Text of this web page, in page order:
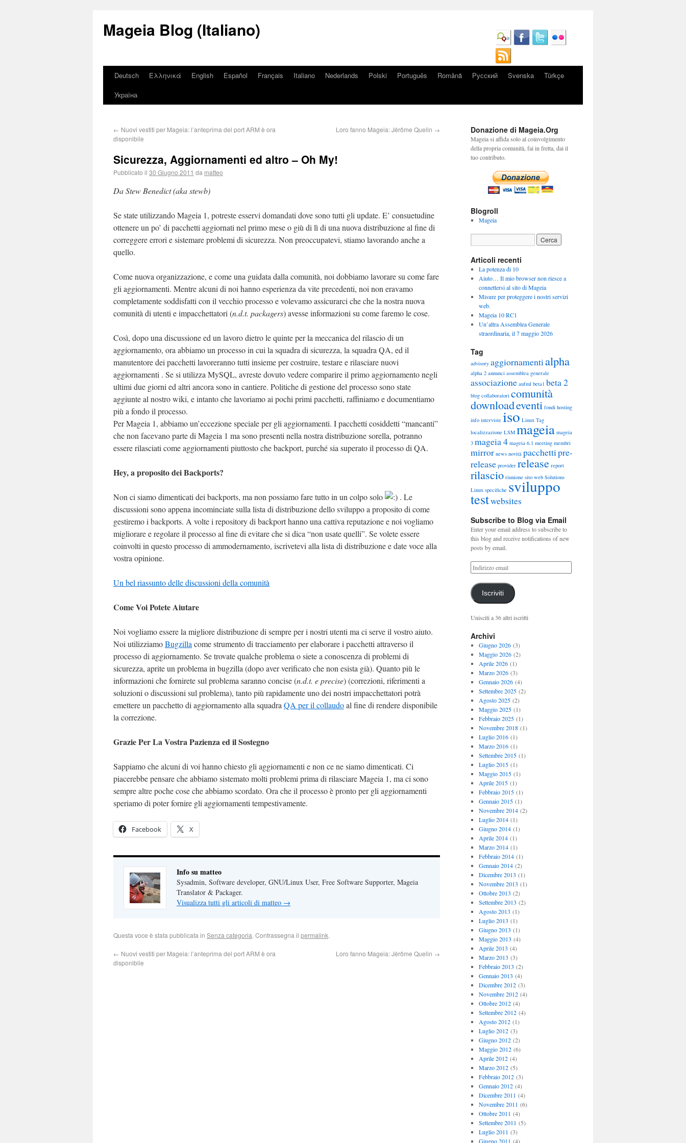
Mageia Blog (Italiano)
Deutsch Ελληνικά English Español Français Italiano Nederlands Polski Português Română Русский Svenska
Türkçe
Україна
← Nuovi vestiti per Mageia: l’anteprima del port ARM è ora
disponibile
Loro fanno Mageia: Jérôme Quelin →
Sicurezza, Aggiornamenti ed altro – Oh My!
Pubblicato il 30 Giugno 2011 da matteo
Da Stew Benedict (aka stewb)
Se state utilizzando Mageia 1, potreste esservi domandati dove sono tutti gli update. E’ consuetudine
ottenere un po’ di pacchetti aggiornati nel primo mese o giù di lì di una nuova distribuzione al fine di
correggere errori e sistemare problemi di sicurezza. Non preoccupatevi, stiamo lavorando anche a
quello.
Come nuova organizzazione, e come una guidata dalla comunità, noi dobbiamo lavorare su come fare
gli aggiornamenti. Mentre alcuni di noi hanno esperienza da vite precedenti, noi non eravamo
completamente soddisfatti con il vecchio processo e volevamo assicurarci che che la nostra nuova
comunità di utenti e impacchettatori (n.d.t. packagers) avesse informazioni su come faremo le cose.
Così, dopo una discussione ed un lavoro dietro le quinte per la meccanica del rilascio di un
aggiornamento, ora abbiamo un processo in cui la squadra di sicurezza, la squadra QA, ed il
manutentore dei pacchetti lavoreranno tutti insieme per costruire, testare e rilasciare nuovi
aggiornamenti . Se si utilizza MySQL, avreste dovuto vedere comparire il primo aggiornamento negli
ultimi due giorni ed altri ancora sono in cantiere. Politiche di gestione del processo sono state
aggiunte al nostro wiki, e intanto che lavoriamo ai pochi primi pacchetti, raffiniamo e documentiamo
più a fondo il processo.
Per Mageia 1, abbiamo un’eccezione speciale per gli aggiornamenti. I pacchetti cosiddetti “mancanti”
che non facevano parte di Mageia 1 ma sono presenti nella nostra distribuzione sorella, potranno
essere rilasciati come aggiornamenti piuttosto che backport, purché sia superato il processo di QA.
Hey, a proposito dei Backports?
Non ci siamo dimenticati dei backports, ma non possiamo fare tutto in un colpo solo
. Le
discussioni sono appena incominciate sulla lista di distribuzione dello sviluppo a proposito di come
gestiremo i backports. A volte i repository di backport hanno una cattiva reputazione e noi vogliamo
migliorare e regolare il processo al fine di evitare che si dica “non usate quelli”. Se volete essere
coinvolti in questo processo di ammodernamento, iscrivetevi alla lista di distribuzione e date voce alla
vostra opinione.
Un bel riassunto delle discussioni della comunità
Come Voi Potete Aiutare
Noi vogliamo essere la migliore distribuzione di sempre per i nostri utenti ma ci serve il vostro aiuto.
Noi utilizziamoBugzilla come strumento di tracciamento per elaborare i pacchetti attraverso il
processo di aggiornamento. Se trovate qualche problema o siete a conoscenza di problemi di
sicurezza, aprite un problema in bugzilla (dopo aver verificato che non esista già). Quanto più le
informazioni che fornirete sul problema saranno concise (n.d.t. e precise) (correzioni, riferimenti a
soluzioni o discussioni sul problema), tanto più rapidamente uno dei nostri impacchettatori potrà
emettere un pacchetto di aggiornamento alla squadra QA per il collaudoal fine di rendere disponibile
la correzione.
Grazie Per La Vostra Pazienza ed il Sostegno
Sappiamo che alcuni di voi hanno chiesto gli aggiornamenti e non ce ne siamo dimenticati. Ci
piacerebbe pensare che abbiamo sistemato molti problemi prima di rilasciare Mageia 1, ma ci sono
sempre altre poche cose che abbiamo scordato. Ora che il processo è pronto per gli aggiornamenti
speriamo di poter fornire gli aggiornamenti tempestivamente.
Facebook X
Info su matteo
Sysadmin, Software developer, GNU/Linux User, Free Software Supporter, Mageia
Translator & Packager.
Visualizza tutti gli articoli di matteo →
Questa voce è stata pubblicata in Senza categoria. Contrassegna il permalink.
← Nuovi vestiti per Mageia: l’anteprima del port ARM è ora
disponibile
Loro fanno Mageia: Jérôme Quelin →
Donazione di Mageia.Org
Mageia si affida solo al coinvolgimento
della propria comunità, fai in fretta, dai il
tuo contributo.
Blogroll
Mageia
Articoli recenti
La potenza di 10
Aiuto… Il mio browser non riesce a
connettersi al sito di Mageia
Misure per proteggere i nostri servizi
web.
Mageia 10 RC1
Un’altra Assemblea Generale
straordinaria, il 7 maggio 2026
Tag
advisory aggiornamentialpha
alpha 2 annunci assemblea generale
associazione aufml beta1 beta 2
blog collaboratori comunità
downloadeventi fondi hosting
info interviste iso Linux Tag
localizzazione LSM mageia mageia
3 mageia 4 mageia 6.1 meeting membri
mirror news novità pacchettipre-
release provider release report
rilascio riunione sito web Solutions
Linux specifiche sviluppo
testwebsites
Subscribe to Blog via Email
Enter your email address to subscribe to
this blog and receive notifications of new
posts by email.
Iscriviti
Unisciti a 36 altri iscritti
Archivi
Giugno 2026(3)
Maggio 2026(2)
Aprile 2026(1)
Marzo 2026(3)
Gennaio 2026(4)
Settembre 2025(2)
Agosto 2025(2)
Maggio 2025(1)
Febbraio 2025(1)
Novembre 2018(1)
Luglio 2016(1)
Marzo 2016(1)
Settembre 2015(1)
Luglio 2015(1)
Maggio 2015(1)
Aprile 2015(1)
Febbraio 2015(1)
Gennaio 2015(1)
Novembre 2014(2)
Luglio 2014(1)
Giugno 2014(1)
Aprile 2014(1)
Marzo 2014(1)
Febbraio 2014(1)
Gennaio 2014(2)
Dicembre 2013 (1)
Novembre 2013 (1)
Ottobre 2013 (2)
Settembre 2013 (2)
Agosto 2013 (1)
Luglio 2013 (1)
Giugno 2013 (1)
Maggio 2013 (4)
Aprile 2013 (4)
Marzo 2013 (3)
Febbraio 2013 (2)
Gennaio 2013 (4)
Dicembre 2012(3)
Novembre 2012(4)
Ottobre 2012(4)
Settembre 2012(4)
Agosto 2012(1)
Luglio 2012(3)
Giugno 2012(2)
Maggio 2012(6)
Aprile 2012(4)
Marzo 2012(5)
Febbraio 2012(3)
Gennaio 2012(4)
Dicembre 2011 (4)
Novembre 2011 (6)
Ottobre 2011 (4)
Settembre 2011 (5)
Luglio 2011 (3)
Giugno 2011 (4)